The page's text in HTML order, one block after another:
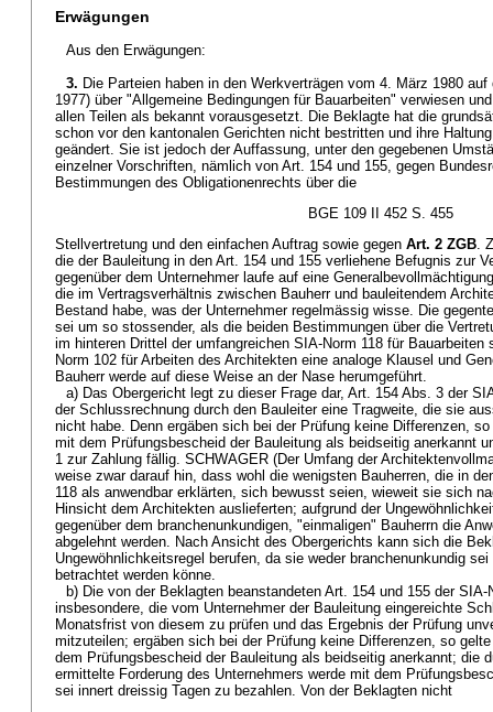
Erwägungen
Aus den Erwägungen:
3. Die Parteien haben in den Werkverträgen vom 4. März 1980
1977) über "Allgemeine Bedingungen für Bauarbeiten" verwiesen
allen Teilen als bekannt vorausgesetzt. Die Beklagte hat die
schon vor den kantonalen Gerichten nicht bestritten und ihre
geändert. Sie ist jedoch der Auffassung, unter den gegebenen
einzelner Vorschriften, nämlich von Art. 154 und 155, gegen
Bestimmungen des Obligationenrechts über die
BGE 109 II 452 S. 455
Stellvertretung und den einfachen Auftrag sowie gegen Art. 2 ZGB.
die der Bauleitung in den Art. 154 und 155 verliehene Befugnis zur
gegenüber dem Unternehmer laufe auf eine
die im Vertragsverhältnis zwischen Bauherr und bauleitendem
Bestand habe, was der Unternehmer regelmässig wisse. Die
sei um so stossender, als die beiden Bestimmungen über die
im hinteren Drittel der umfangreichen SIA-Norm 118 für
Norm 102 für Arbeiten des Architekten eine analoge Klausel und
Bauherr werde auf diese Weise an der Nase herumgeführt.
a) Das Obergericht legt zu dieser Frage dar, Art. 154 Abs. 3 der
der Schlussrechnung durch den Bauleiter eine Tragweite, die sie
nicht habe. Denn ergäben sich bei der Prüfung keine Differenzen,
mit dem Prüfungsbescheid der Bauleitung als beidseitig anerkannt
1 zur Zahlung fällig. SCHWAGER (Der Umfang der
weise zwar darauf hin, dass wohl die wenigsten Bauherren, die in
118 als anwendbar erklärten, sich bewusst seien, wieweit sie sich
Hinsicht dem Architekten auslieferten; aufgrund der
gegenüber dem branchenunkundigen, "einmaligen" Bauherrn die
abgelehnt werden. Nach Ansicht des Obergerichts kann sich die
Ungewöhnlichkeitsregel berufen, da sie weder branchenunkundig
betrachtet werden könne.
b) Die von der Beklagten beanstandeten Art. 154 und 155 der SIA-
insbesondere, die vom Unternehmer der Bauleitung eingereichte
Monatsfrist von diesem zu prüfen und das Ergebnis der Prüfung
mitzuteilen; ergäben sich bei der Prüfung keine Differenzen, so
dem Prüfungsbescheid der Bauleitung als beidseitig anerkannt; die
ermittelte Forderung des Unternehmers werde mit dem
sei innert dreissig Tagen zu bezahlen. Von der Beklagten nicht